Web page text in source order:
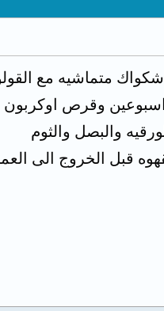
متماشيه مع
وقرص اوكربون
والبصل والثوم
قبل الخروج الى العمل